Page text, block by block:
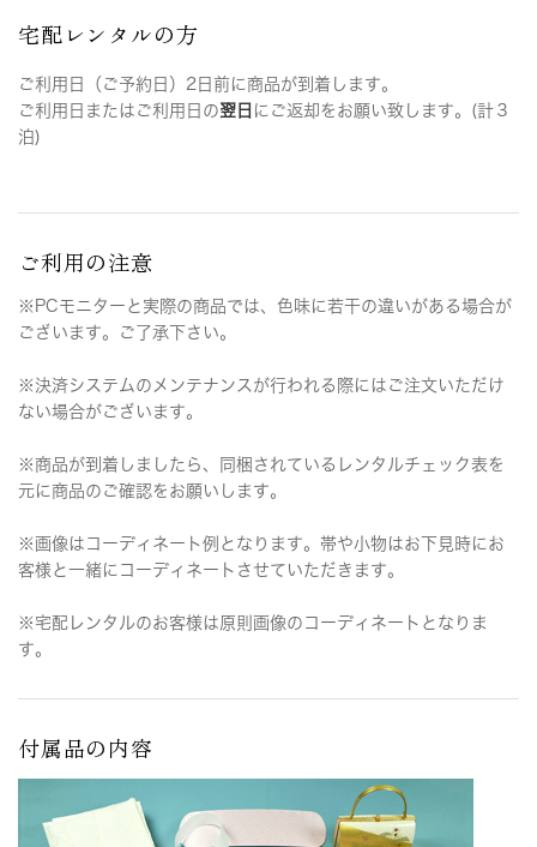
宅配レンタルの方
ご利用日（ご予約日）2日前に商品が到着します。
ご利用日またはご利用日の翌日 にご返却をお願い致します。(計３
泊)
ご利用の注意
※PCモニターと実際の商品では、色味に若干の違いがある場合が
ございます。ご了承下さい。
※決済システムのメンテナンスが行われる際にはご注文いただけ
ない場合がございます。
※商品が到着しましたら、同梱されているレンタルチェック表を
元に商品のご確認をお願いします。
※画像はコーディネート例となります。帯や小物はお下見時にお
客様と一緒にコーディネートさせていただきます。
※宅配レンタルのお客様は原則画像のコーディネートとなりま
す。
付属品の内容